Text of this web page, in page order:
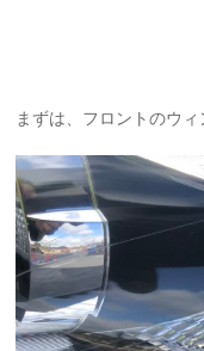
まずは、フロントのウィ